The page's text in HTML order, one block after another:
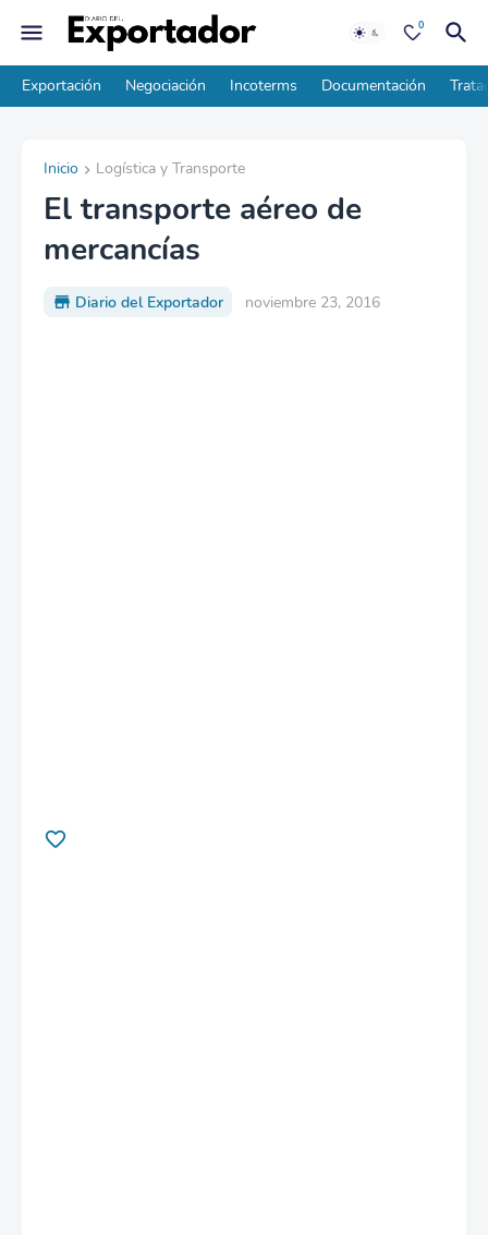
0
Exportación Negociación Incoterms Documentación
Inicio Logística y Transporte
El transporte aéreo de
mercancías
Diario del Exportador noviembre 23, 2016